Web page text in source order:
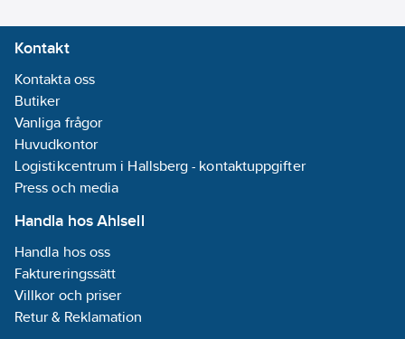
Kontakt
Kontakta oss
Butiker
Vanliga frågor
Huvudkontor
Logistikcentrum i Hallsberg - kontaktuppgifter
Press och media
Handla hos Ahlsell
Handla hos oss
Faktureringssätt
Villkor och priser
Retur & Reklamation